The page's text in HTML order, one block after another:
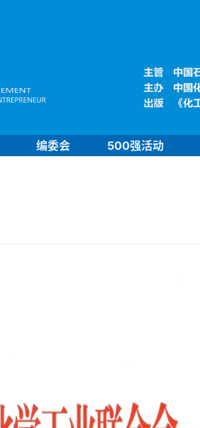
编委会 500强活动